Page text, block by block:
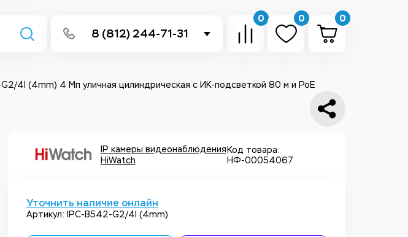
8 (812) 244-71-31
Написать в Telegram
0 0 0
4I (4mm) 4 Мп уличная цилиндрическая с ИК-подсветкой 80 м и PoE
IP камеры видеонаблюдения
HiWatch
Код товара:
НФ-00054067
Уточнить наличие онлайн
Артикул: IPC-B542-G2/4I (4mm)